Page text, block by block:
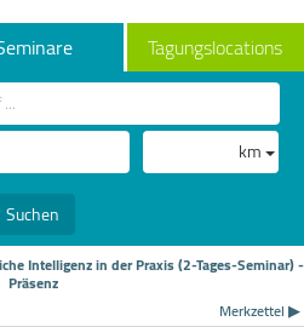
Tagungslocations
km
Suchen
Intelligenz in der Praxis (2-Tages-Seminar) -
Präsenz
Merkzettel ▶